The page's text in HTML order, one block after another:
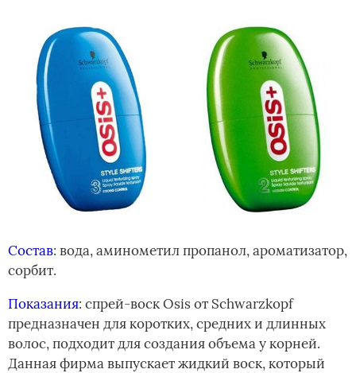
Состав: вода, аминометил пропанол, ароматизатор,
сорбит.
Показания: спрей-воск Оsis от Schwarzkopf
предназначен для коротких, средних и длинных
волос, подходит для создания объема у корней.
Данная фирма выпускает жидкий воск, который